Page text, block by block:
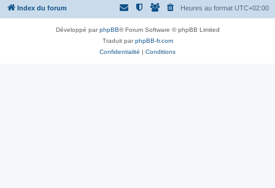
Index du forum Heures au format UTC+02:00
Développé parphpBB® Forum Software © phpBB Limited
Traduit parphpBB-fr.com
Confidentialité | Conditions